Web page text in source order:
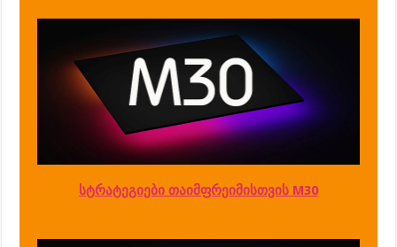
სტრატეგიები თაიმფრეიმისთვის M30